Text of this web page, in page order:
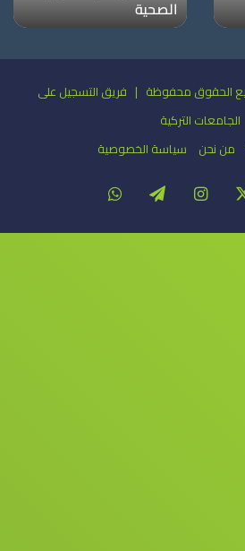
جامعة دوكوز ايلول
النشر 2026، جميع الحقوق محفوظة | فريق التسجيل على
الجامعات التركية
من نحن سياسة الخصوصية